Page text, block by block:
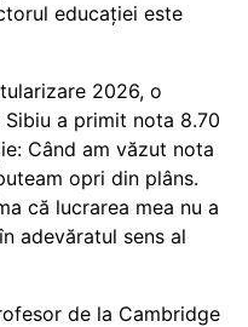
educației este
2026, o
a primit nota 8.70
Când am văzut nota
opri din plâns.
că lucrarea mea nu a
adevăratul sens al
de la Cambridge